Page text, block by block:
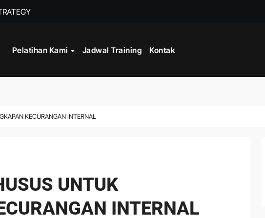
Pelatihan Kami Jadwal Training Kontak
KECURANGAN INTERNAL
UNTUK
INTERNAL